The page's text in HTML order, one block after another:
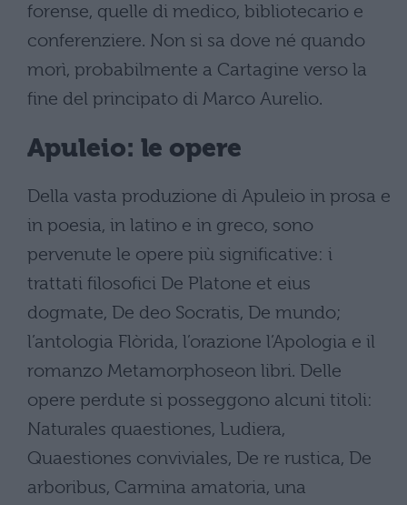
forense, quelle di medico, bibliotecario e
conferenziere. Non si sa dove né quando
morì, probabilmente a Cartagine verso la
fine del principato di Marco Aurelio.
Apuleio: le opere
Della vasta produzione di Apuleio in prosa e
in poesia, in latino e in greco, sono
pervenute le opere più significative: i
trattati filosofici De Platone et eius
dogmate, De deo Socratis, De mundo;
l’antologia Flòrida, l’orazione l’Apologia e il
romanzo Metamorphoseon libri. Delle
opere perdute si posseggono alcuni titoli:
Naturales quaestiones, Ludiera,
Quaestiones conviviales, De re rustica, De
arboribus, Carmina amatoria, una